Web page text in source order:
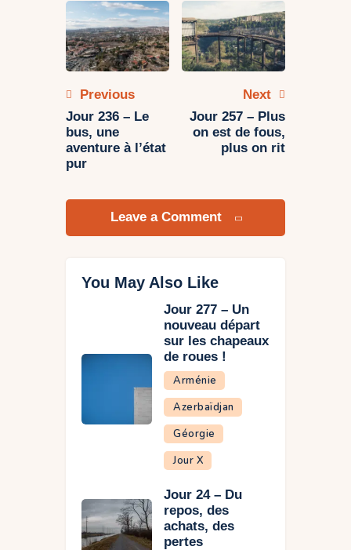
Navigation
de
l’article
Previous
Jour 236 – Le
bus, une
aventure à l’état
pur
Next
Jour 257 – Plus
on est de fous,
plus on rit
Leave a Comment
You May Also Like
Jour 277 – Un
nouveau départ
sur les chapeaux
de roues !
Arménie
Azerbaïdjan
Géorgie
Jour X
Jour 24 – Du
repos, des
achats, des
pertes